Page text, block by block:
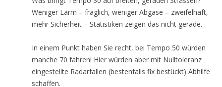
Weniger Lärm – fraglich, weniger Abgase – zweifelhaft,
mehr Sicherheit – Statistiken zeigen das nicht gerade.
In einem Punkt haben Sie recht, bei Tempo 50 würden
manche 70 fahren! Hier würden aber mit Nulltoleranz
eingestellte Radarfallen (bestenfalls fix bestückt) Abhilfe
schaffen.